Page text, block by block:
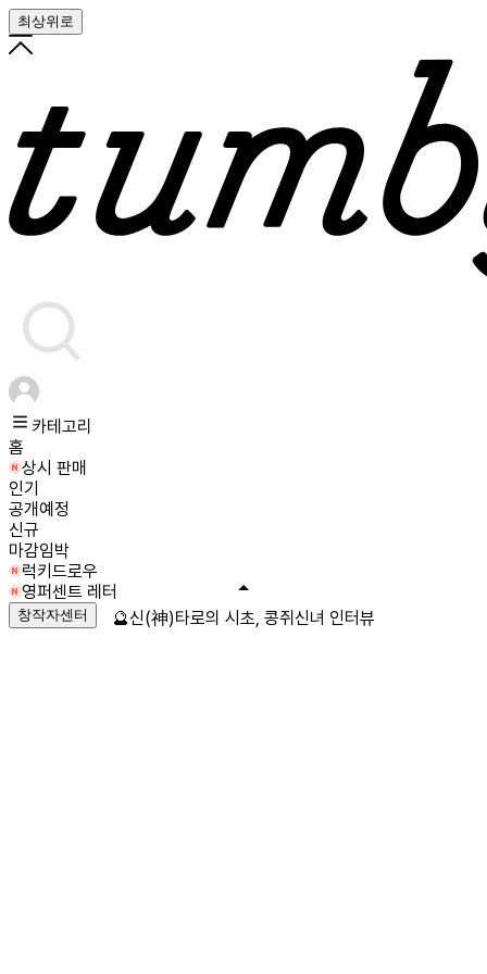
최상위로
카테고리
홈
상시 판매
인기
공개예정
신규
마감임박
럭키드로우
영퍼센트 레터
창작자센터 🔮신(神)타로의 시초, 콩쥐신녀 인터뷰